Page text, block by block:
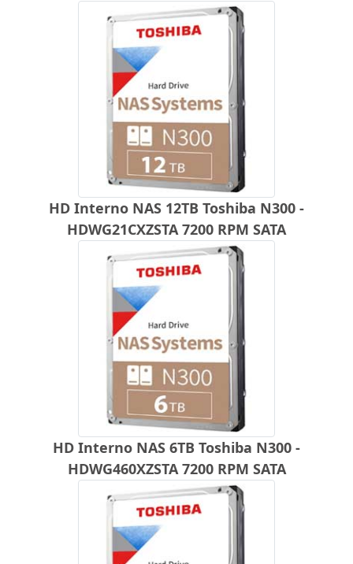
HD Interno NAS 12TB Toshiba N300 -
HDWG21CXZSTA 7200 RPM SATA
HD Interno NAS 6TB Toshiba N300 -
HDWG460XZSTA 7200 RPM SATA